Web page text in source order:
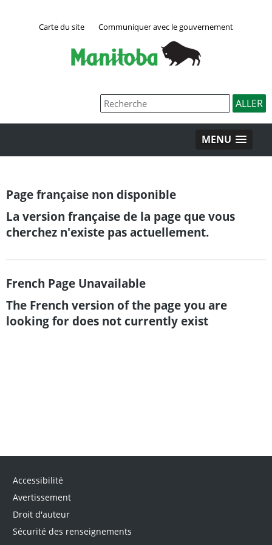
Carte du site Communiquer avec le gouvernement
MENU
Page française non disponible
La version française de la page que vous
cherchez n'existe pas actuellement.
French Page Unavailable
The French version of the page you are
looking for does not currently exist
Accessibilité
Avertissement
Droit d'auteur
Sécurité des renseignements